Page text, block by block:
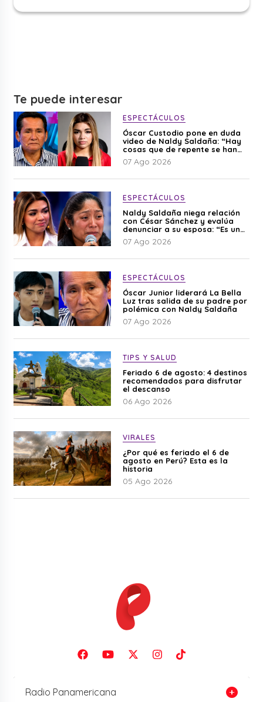
Te puede interesar
ESPECTÁCULOS
Óscar Custodio pone en duda
video de Naldy Saldaña: “Hay
cosas que de repente se han
editado”
07 Ago 2026
ESPECTÁCULOS
Naldy Saldaña niega relación
con César Sánchez y evalúa
denunciar a su esposa: “Es una
difamación”
07 Ago 2026
ESPECTÁCULOS
Óscar Junior liderará La Bella
Luz tras salida de su padre por
polémica con Naldy Saldaña
07 Ago 2026
TIPS Y SALUD
Feriado 6 de agosto: 4 destinos
recomendados para disfrutar
el descanso
06 Ago 2026
VIRALES
¿Por qué es feriado el 6 de
agosto en Perú? Esta es la
historia
05 Ago 2026
Radio Panamericana